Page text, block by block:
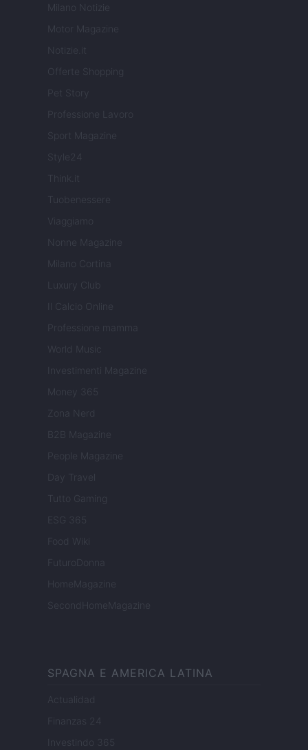
Milano Notizie
Motor Magazine
Notizie.it
Offerte Shopping
Pet Story
Professione Lavoro
Sport Magazine
Style24
Think.it
Tuobenessere
Viaggiamo
Nonne Magazine
Milano Cortina
Luxury Club
Il Calcio Online
Professione mamma
World Music
Investimenti Magazine
Money 365
Zona Nerd
B2B Magazine
People Magazine
Day Travel
Tutto Gaming
ESG 365
Food Wiki
FuturoDonna
HomeMagazine
SecondHomeMagazine
SPAGNA E AMERICA LATINA
Actualidad
Finanzas 24
Investindo 365